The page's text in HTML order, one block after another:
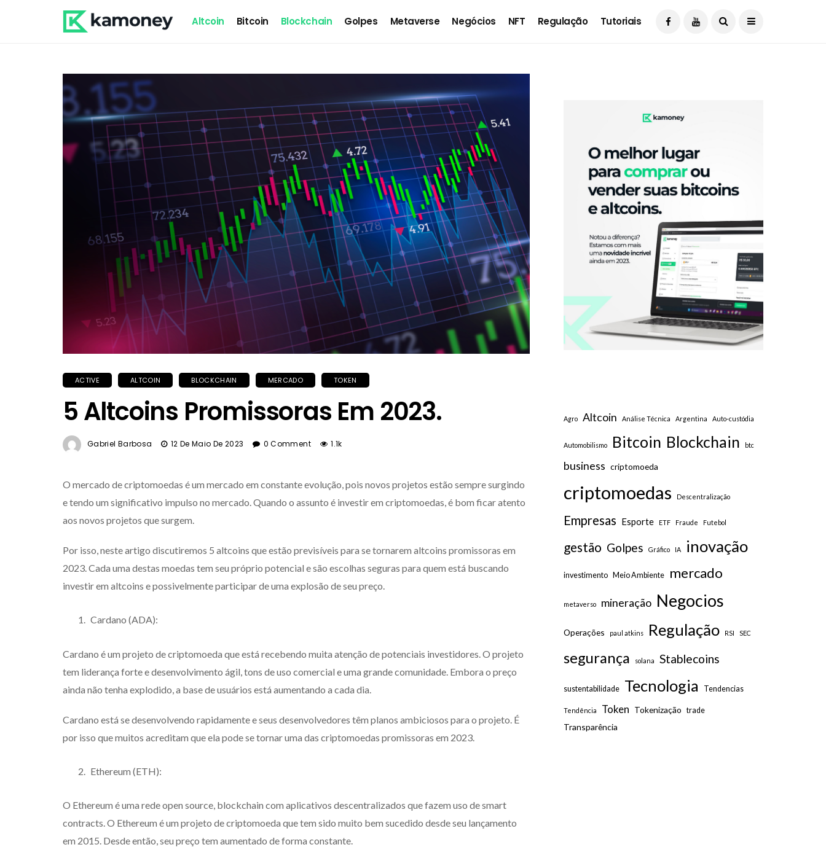
Altcoin Bitcoin Blockchain Golpes Metaverse Negócios NFT Regulação Tutoriais
ACTIVE ALTCOIN BLOCKCHAIN MERCADO TOKEN
5 Altcoins Promissoras Em 2023.
Gabriel Barbosa 12 De Maio De 2023 0 Comment 1.1k
O mercado de criptomoedas é um mercado em constante evolução, pois novos projetos estão sempre surgindo
e tendo um significativo impulso no mercado. Quando o assunto é investir em criptomoedas, é bom ficar atento
aos novos projetos que surgem.
Por isso, neste artigo discutiremos 5 altcoins que estão previsíveis para se tornarem altcoins promissoras em
2023. Cada uma destas moedas tem seu próprio potencial e são escolhas seguras para quem está buscando
investir em altcoins e possivelmente participar de uma explosão de seu preço.
Cardano (ADA):
Cardano é um projeto de criptomoeda que está recebendo muita atenção de potenciais investidores. O projeto
tem liderança forte e desenvolvimento ágil, tons de uso comercial e uma grande comunidade. Embora o preço
ainda não tenha explodido, a base de usuários está aumentando a cada dia.
Cardano está se desenvolvendo rapidamente e seus desenvolvedores têm planos ambiciosos para o projeto. É
por isso que muitos acreditam que ela pode se tornar uma das criptomoedas promissoras em 2023.
Ethereum (ETH):
O Ethereum é uma rede open source, blockchain com aplicativos descentralizados que fazem uso de smart
contracts. O Ethereum é um projeto de criptomoeda que tem sido muito bem sucedido desde seu lançamento
em 2015. Desde então, seu preço tem aumentado de forma constante.
Agro Altcoin Análise Técnica Argentina Auto-custódia
Automobilismo Bitcoin Blockchain btc
business criptomoeda
criptomoedas Descentralização
Empresas Esporte ETF Fraude Futebol
gestão Golpes Gráfico IA inovação
investimento Meio Ambiente mercado
metaverso mineração Negocios
Operações paul atkins Regulação RSI SEC
segurança solana Stablecoins
sustentabilidade Tecnologia Tendencias
Tendência Token Tokenização trade
Transparência